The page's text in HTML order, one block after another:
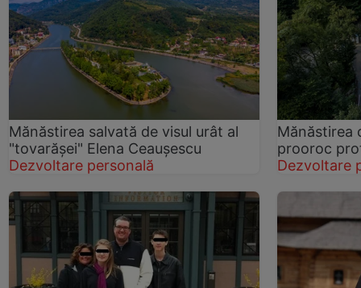
Mănăstirea salvată de visul urât al
"tovarăşei" Elena Ceauşescu
Dezvoltare personală
Mănăstirea
prooroc
Dezvoltare